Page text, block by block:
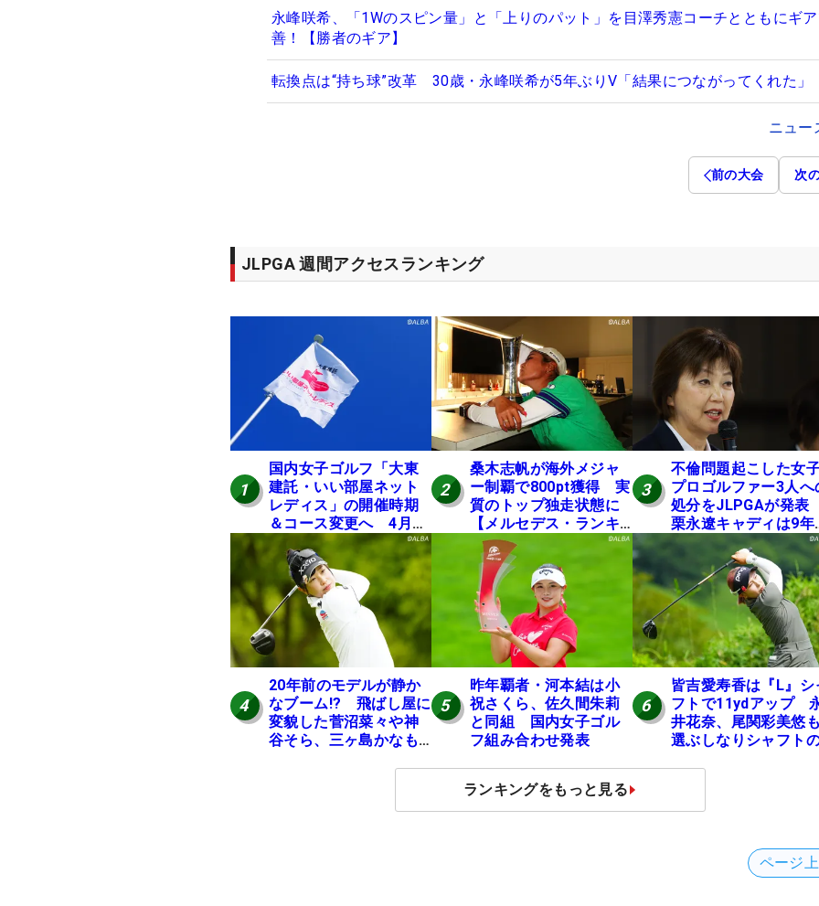
永峰咲希、「1Wのスピン量」と「上りのパット」を目澤秀憲コーチとともにギ
善！【勝者のギア】
転換点は“持ち球”改革 30歳・永峰咲希が5年ぶりV「結果につながってくれた」
ニュー
前の大会 次
JLPGA 週間アクセスランキング
1
国内女子ゴルフ「大東
建託・いい部屋ネット
レディス」の開催時期
＆コース変更へ 4月に
岐阜で開催
2
桑木志帆が海外メジャ
ー制覇で800pt獲得 実
質のトップ独走状態に
【メルセデス・ランキ
ング番外編】
3
不倫問題起こした女
プロゴルファー3人へ
処分をJLPGAが発
栗永遼キャディは9年
の立ち入り禁止
4
20年前のモデルが静か
なブーム!? 飛ばし屋に
変貌した菅沼菜々や神
谷そら、三ヶ島かなも
5
昨年覇者・河本結は小
祝さくら、佐久間朱莉
と同組 国内女子ゴル
フ組み合わせ発表
6
皆吉愛寿香は『L』シ
フトで11ydアップ
井花奈、尾関彩美悠
選ぶしなりシャフト
ランキングをもっと見る
ページ